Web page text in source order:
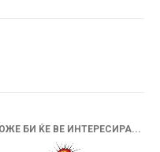
БИ ЌЕ ВЕ ИНТЕРЕСИРА...